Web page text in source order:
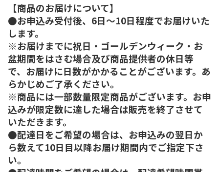
【商品のお届けについて】
●お申込み受付後、6日～10日程度でお届けいた
します。
※お届けまでに祝日・ゴールデンウィーク・お
盆期間をはさむ場合及び商品提供者の休日等
で、お届けに日数がかかることがございます。あ
らかじめご了承ください。
※商品には一部数量限定商品がございます。お申
込みが限定数に達した場合は販売を終了させて
いただきます。
●配達日をご希望の場合は、お申込みの翌日か
ら数えて10日目以降お届け期間内でご指定下さ
い。